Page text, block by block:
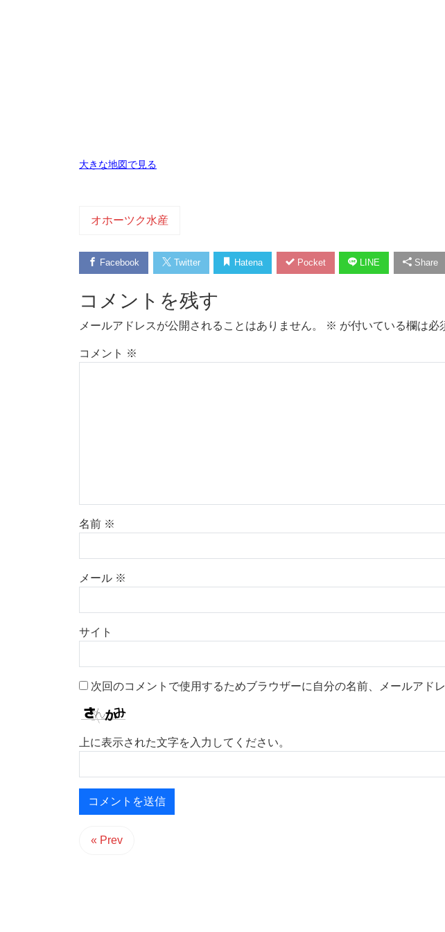
大きな地図で見る
オホーツク水産
Facebook Twitter Hatena Pocket LINE Share
コメントを残す
メールアドレスが公開されることはありません。 ※ が付いている欄は必
コメント ※
名前 ※
メール ※
サイト
次回のコメントで使用するためブラウザーに自分の名前、メールアド
上に表示された文字を入力してください。
« Prev